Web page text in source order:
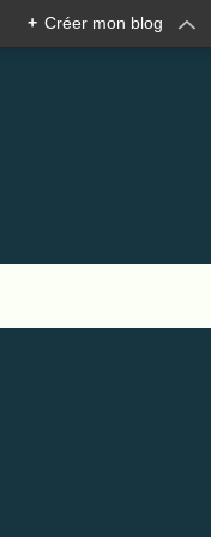
+ Créer mon blog